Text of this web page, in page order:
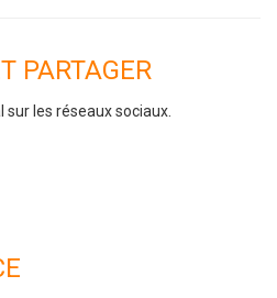
PARTAGER
sur les réseaux sociaux.